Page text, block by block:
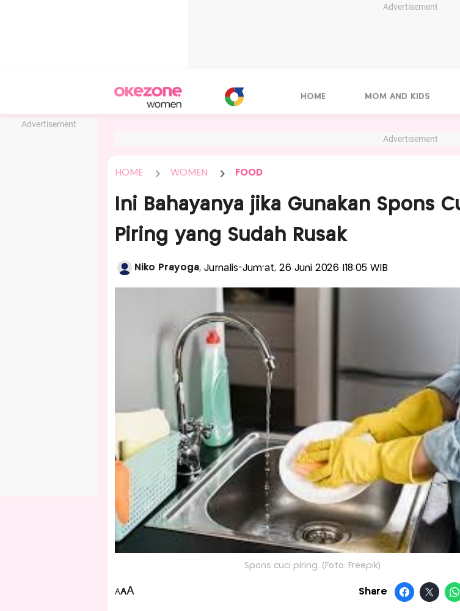
Advertisement
Advertisement
HOME MOM AND KIDS
Advertisement
HOME WOMEN FOOD
Ini Bahayanya jika Gunakan Spons
Piring yang Sudah Rusak
Niko Prayoga, Jurnalis-Jum'at, 26 Juni 2026 |18:05 WIB
Spons cuci piring. (Foto: Freepik)
AAA Share